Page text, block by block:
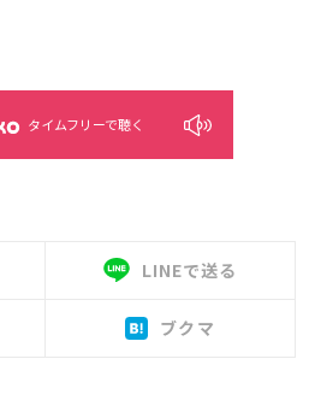
タイムフリーで聴く
LINEで送る
ブクマ